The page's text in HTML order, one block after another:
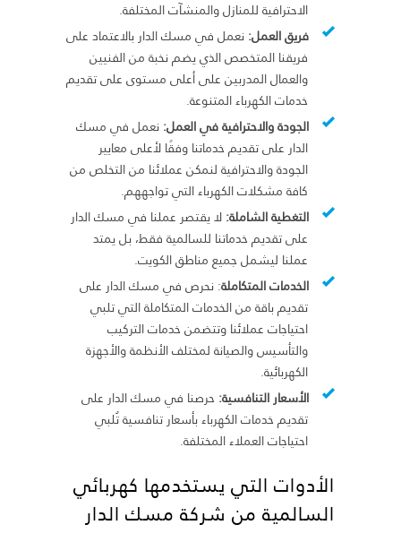
الاحترافية للمنازل والمنشآت المختلفة.
فريق العمل:نعمل في مسك الدار بالاعتماد على
فريقنا المتخصص الذي يضم نخبة من الفنيين
والعمال المدربين على أعلى مستوى على تقديم
خدمات الكهرباء المتنوعة.
الجودة والاحترافية في العمل:نعمل في مسك
الدار على تقديم خدماتنا وفقًا لأعلى معايير
الجودة والاحترافية لنمكن عملائنا من التخلص من
كافة مشكلات الكهرباء التي تواجههم.
التغطية الشاملة:لا يقتصر عملنا في مسك الدار
على تقديم خدماتنا للسالمية فقط، بل يمتد
عملنا ليشمل جميع مناطق الكويت.
الخدمات المتكاملة: نحرص في مسك الدار على
تقديم باقة من الخدمات المتكاملة التي تلبي
احتياجات عملائنا وتتضمن خدمات التركيب
والتأسيس والصيانة لمختلف الأنظمة والأجهزة
الكهربائية.
الأسعار التنافسية: حرصنا في مسك الدار على
تقديم خدمات الكهرباء بأسعار تنافسية تُلبي
احتياجات العملاء المختلفة.
الأدوات التي يستخدمها كهربائي
السالمية من شركة مسك الدار